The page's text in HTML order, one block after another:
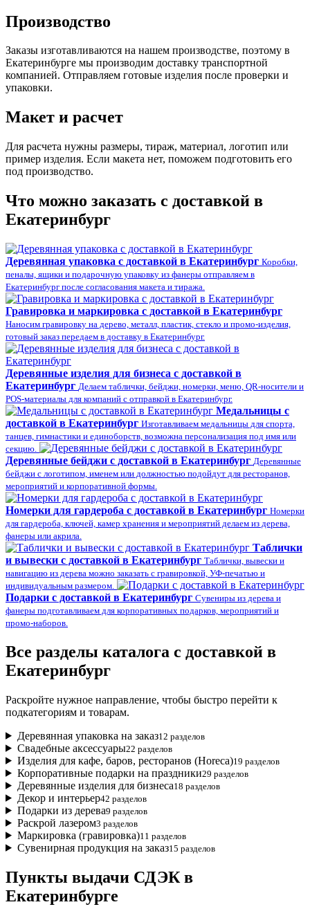
Производство
Заказы изготавливаются на нашем производстве, поэтому в
Екатеринбурге мы производим доставку транспортной
компанией. Отправляем готовые изделия после проверки и
упаковки.
Макет и расчет
Для расчета нужны размеры, тираж, материал, логотип или
пример изделия. Если макета нет, поможем подготовить его
под производство.
Что можно заказать с доставкой в
Екатеринбург
Деревянная упаковка с доставкой в Екатеринбург Коробки,
пеналы, ящики и подарочную упаковку из фанеры отправляем в
Екатеринбург после согласования макета и тиража.
Гравировка и маркировка с доставкой в Екатеринбург
Наносим гравировку на дерево, металл, пластик, стекло и промо-изделия,
готовый заказ передаем в доставку в Екатеринбург.
Деревянные изделия для бизнеса с доставкой в
Екатеринбург Делаем таблички, бейджи, номерки, меню, QR-носители и
POS-материалы для компаний с отправкой в Екатеринбург.
Медальницы с
доставкой в Екатеринбург Изготавливаем медальницы для спорта,
танцев, гимнастики и единоборств, возможна персонализация под имя или
секцию.
Деревянные бейджи с доставкой в Екатеринбург Деревянные
бейджи с логотипом, именем или должностью подойдут для ресторанов,
мероприятий и корпоративной формы.
Номерки для гардероба с доставкой в Екатеринбург Номерки
для гардероба, ключей, камер хранения и мероприятий делаем из дерева,
фанеры или акрила.
Таблички
и вывески с доставкой в Екатеринбург Таблички, вывески и
навигацию из дерева можно заказать с гравировкой, УФ-печатью и
индивидуальным размером.
Подарки с доставкой в Екатеринбург Сувениры из дерева и
фанеры подготавливаем для корпоративных подарков, мероприятий и
промо-наборов.
Все разделы каталога с доставкой в
Екатеринбург
Раскройте нужное направление, чтобы быстро перейти к
подкатегориям и товарам.
Деревянная упаковка на заказ12 разделов
Свадебные аксессуары22 разделов
Изделия для кафе, баров, ресторанов (Horeca)19 разделов
Корпоративные подарки на праздники29 разделов
Деревянные изделия для бизнеса18 разделов
Декор и интерьер42 разделов
Подарки из дерева9 разделов
Раскрой лазером3 разделов
Маркировка (гравировка)11 разделов
Сувенирная продукция на заказ15 разделов
Пункты выдачи СДЭК в
Екатеринбурге